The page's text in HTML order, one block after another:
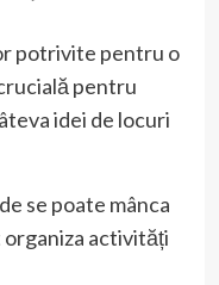
potrivite pentru o
pentru
idei de locuri
se poate mânca
organiza activități